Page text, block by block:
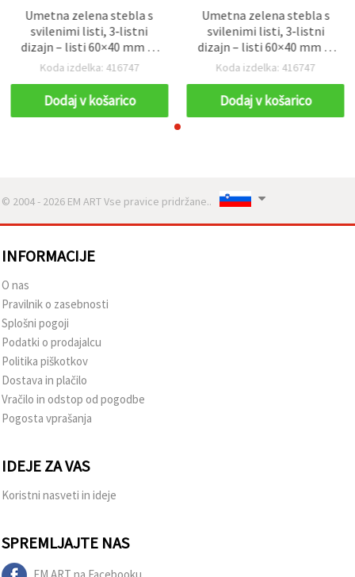
Umetna zelena stebla s
svilenimi listi, 3‑listni
dizajn – listi 60×40 mm in
70×45 mm, dolžina stebla
Koda izdelka: 416747
Dodaj v košarico
Umetna zelena stebla s
svilenimi listi, 3‑listni
dizajn – listi 60×40 mm in
70×45 mm, dolžina stebla
Koda izdelka: 416747
Dodaj v košarico
© 2004 - 2026 EM ART Vse pravice pridržane..
INFORMACIJE
O nas
Pravilnik o zasebnosti
Splošni pogoji
Podatki o prodajalcu
Politika piškotkov
Dostava in plačilo
Vračilo in odstop od pogodbe
Pogosta vprašanja
IDEJE ZA VAS
Koristni nasveti in ideje
SPREMLJAJTE NAS
EM ART na Facebooku